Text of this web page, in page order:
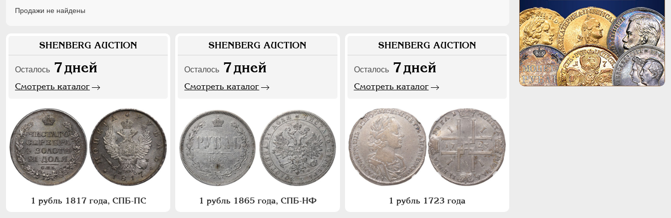
Продажи не найдены
SHENBERG AUCTION
Осталось 7дней
Смотреть каталог
1 рубль 1817 года, СПБ-ПС
SHENBERG AUCTION
Осталось 7дней
Смотреть каталог
1 рубль 1865 года, СПБ-НФ
SHENBERG AUCTION
Осталось 7дней
Смотреть каталог
1 рубль 1723 года